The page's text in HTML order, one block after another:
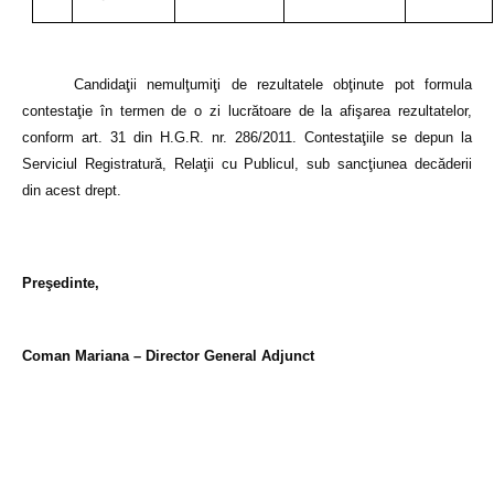
Candidaţii nemulţumiţi de rezultatele obţinute pot formula
contestaţie în termen de o zi lucrătoare de la afişarea rezultatelor,
conform art. 31 din H.G.R. nr. 286/2011. Contestaţiile se depun la
Serviciul Registratură, Relaţii cu Publicul, sub sancţiunea decăderii
din acest drept.
Preşedinte,
Coman Mariana – Director General Adjunct